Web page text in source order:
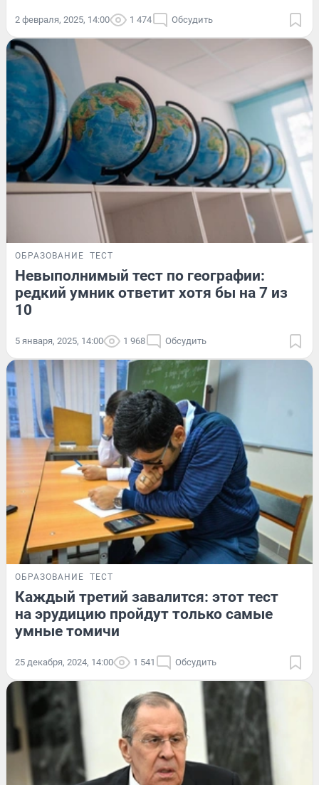
2 февраля, 2025, 14:00 1 474 Обсудить
ОБРАЗОВАНИЕ ТЕСТ
Невыполнимый тест по географии:
редкий умник ответит хотя бы на 7 из
10
5 января, 2025, 14:00 1 968 Обсудить
ОБРАЗОВАНИЕ ТЕСТ
Каждый третий завалится: этот тест
на эрудицию пройдут только самые
умные томичи
25 декабря, 2024, 14:00 1 541 Обсудить